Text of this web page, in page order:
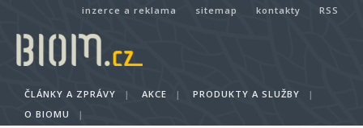
inzerce a reklama sitemap kontakty RSS
ČLÁNKY A ZPRÁVY | AKCE | PRODUKTY A SLUŽBY
|
O BIOMU
|